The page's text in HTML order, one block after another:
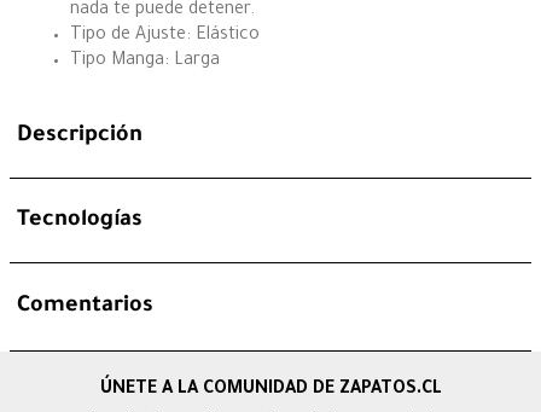
nada te puede detener.
Tipo de Ajuste: Elástico
Tipo Manga: Larga
Descripción
Tecnologías
Comentarios